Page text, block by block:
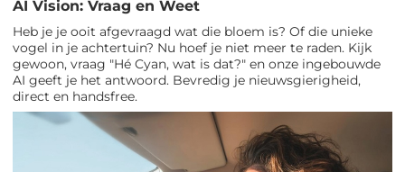
AI Vision: Vraag en Weet
Heb je je ooit afgevraagd wat die bloem is? Of die unieke
vogel in je achtertuin? Nu hoef je niet meer te raden. Kijk
gewoon, vraag "Hé Cyan, wat is dat?" en onze ingebouwde
AI geeft je het antwoord. Bevredig je nieuwsgierigheid,
direct en handsfree.